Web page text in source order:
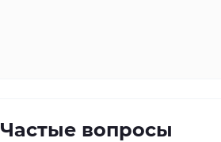
Частые вопросы